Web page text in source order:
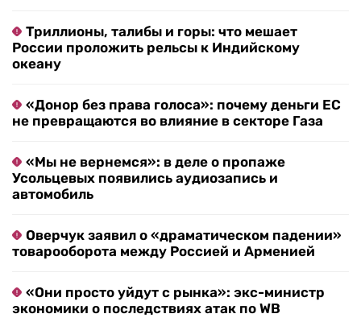
Триллионы, талибы и горы: что мешает
России проложить рельсы к Индийскому
океану
«Донор без права голоса»: почему деньги ЕС
не превращаются во влияние в секторе Газа
«Мы не вернемся»: в деле о пропаже
Усольцевых появились аудиозапись и
автомобиль
Оверчук заявил о «драматическом падении»
товарооборота между Россией и Арменией
«Они просто уйдут с рынка»: экс-министр
экономики о последствиях атак по WB